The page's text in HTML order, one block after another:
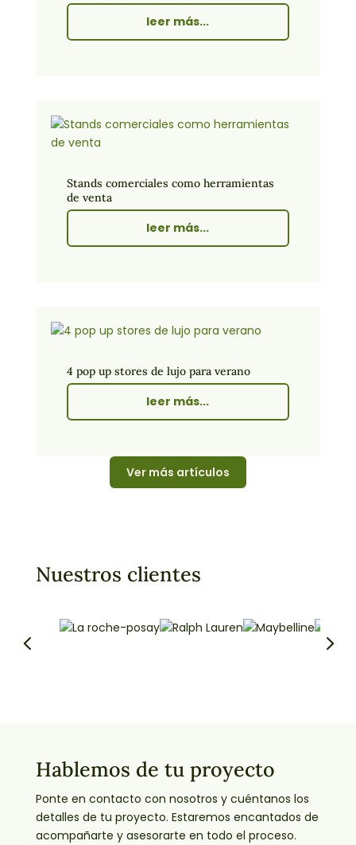
leer más...
Stands comerciales como herramientas
de venta
leer más...
4 pop up stores de lujo para verano
leer más...
Ver más artículos
Nuestros clientes
Hablemos de tu proyecto
Ponte en contacto con nosotros y cuéntanos los
detalles de tu proyecto. Estaremos encantados de
acompañarte y asesorarte en todo el proceso.